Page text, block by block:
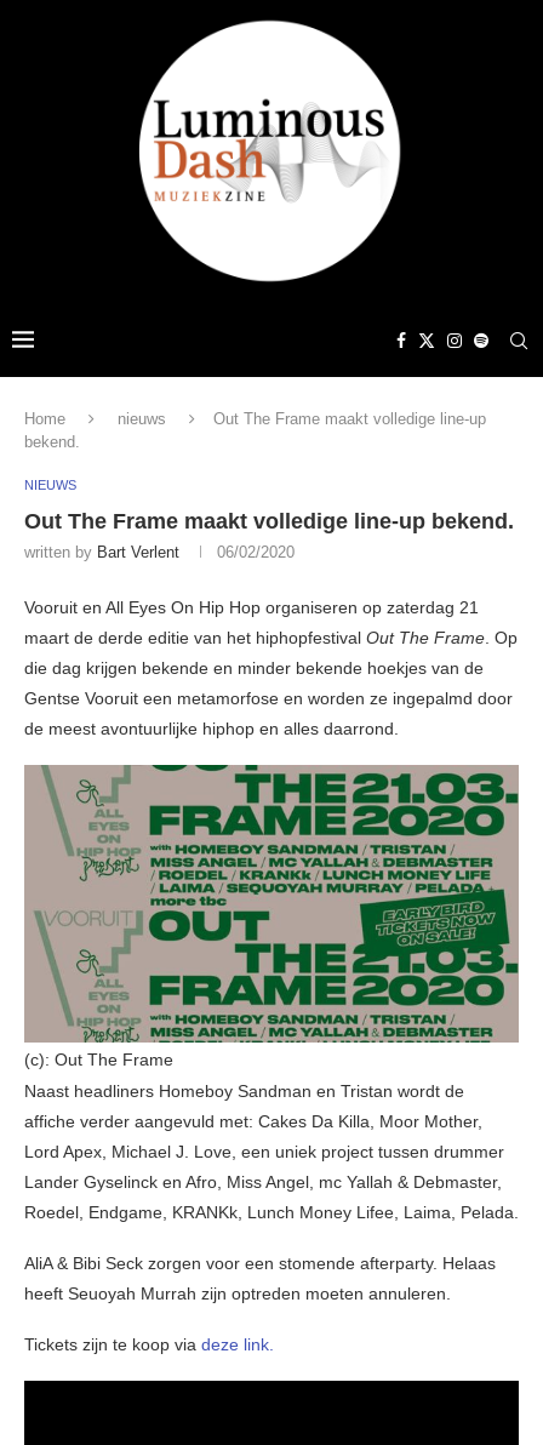
Home nieuws
Out The Frame maakt volledige line-up
bekend.
NIEUWS
Out The Frame maakt volledige line-up bekend.
written by Bart Verlent 06/02/2020
Vooruit en All Eyes On Hip Hop organiseren op zaterdag 21
maart de derde editie van het hiphopfestival Out The Frame. Op
die dag krijgen bekende en minder bekende hoekjes van de
Gentse Vooruit een metamorfose en worden ze ingepalmd door
de meest avontuurlijke hiphop en alles daarrond.
(c): Out The Frame
Naast headliners Homeboy Sandman en Tristan wordt de
affiche verder aangevuld met: Cakes Da Killa, Moor Mother,
Lord Apex, Michael J. Love, een uniek project tussen drummer
Lander Gyselinck en Afro, Miss Angel, mc Yallah & Debmaster,
Roedel, Endgame, KRANKk, Lunch Money Lifee, Laima, Pelada.
AliA & Bibi Seck zorgen voor een stomende afterparty. Helaas
heeft Seuoyah Murrah zijn optreden moeten annuleren.
Tickets zijn te koop via deze link.